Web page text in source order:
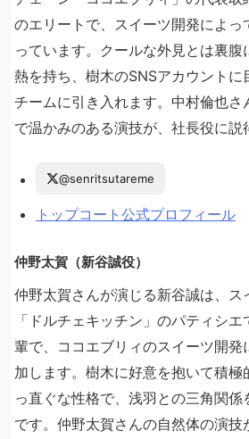
のエリートで、スイーツ開発によっ
っています。クールな外見とは裏
熱を持ち、樹木のSNSアカウントに
チームに引き入れます。中村倫也さ
で温かみのある演技が、社長役に説
@senritsutareme
トップコート公式プロフィール
仲野太賀（新谷誠役）
仲野太賀さんが演じる新谷誠は、ス
「ドルチェキッチン」のパティシ
輩で、ココエブリィのスイーツ開発
加します。樹木に好意を抱いて積
っ直ぐな性格で、浅羽との三角関
です。仲野太賀さんの自然体の演技